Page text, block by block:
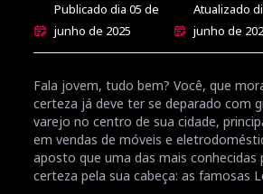
Publicado dia 05 de
junho de 2025
Atualizado
junho de
Fala jovem, tudo bem? Você, que
certeza já deve ter se deparado com
varejo no centro de sua cidade,
em vendas de móveis e
aposto que uma das mais conhecidas
certeza pela sua cabeça: as famosas